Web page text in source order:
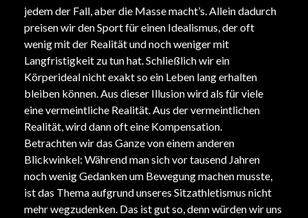
jedem der Fall, aber die Masse macht’s. Allein dadurch
preisen wir den Sport für einen Idealismus, der oft
wenig mit der Realität und noch weniger mit
Langfristigkeit zu tun hat. Schließlich wir ein
Körperideal nicht exakt so ein Leben lang erhalten
bleiben können. Aus dieser Illusion wird als für viele
eine vermeintliche Realität. Aus der vermeintlichen
Realität, wird dann oft eine Kompensation.
Betrachten wir das Ganze von einem anderen
Blickwinkel: Während man sich vor tausend Jahren
noch wenig Gedanken um Bewegung machen musste,
ist das Thema aufgrund unseres Sitzathletismus nicht
mehr wegzudenken. Das ist gut so, denn würden wir uns